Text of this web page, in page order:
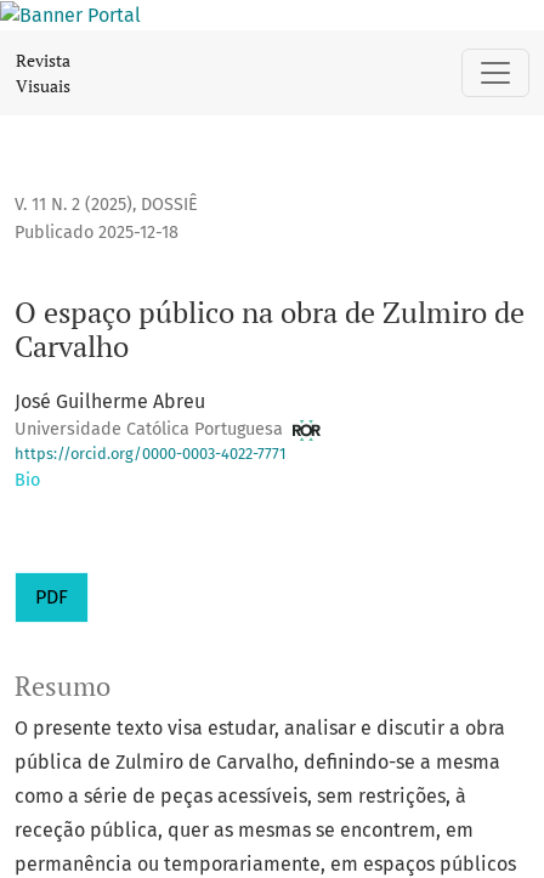
Revista
Visuais
V. 11 N. 2 (2025), DOSSIÊ
O espaço público na obra de Zulmiro de
Carvalho
Publicado 2025-12-18
José Guilherme Abreu
Universidade Católica Portuguesa
https://orcid.org/0000-0003-4022-7771
Bio
PDF
Resumo
O presente texto visa estudar, analisar e discutir a obra
pública de Zulmiro de Carvalho, definindo-se a mesma
como a série de peças acessíveis, sem restrições, à
receção pública, quer as mesmas se encontrem, em
permanência ou temporariamente, em espaços públicos